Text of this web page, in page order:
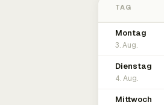
TAG
Montag
3. Aug.
Dienstag
4. Aug.
Mittwoch